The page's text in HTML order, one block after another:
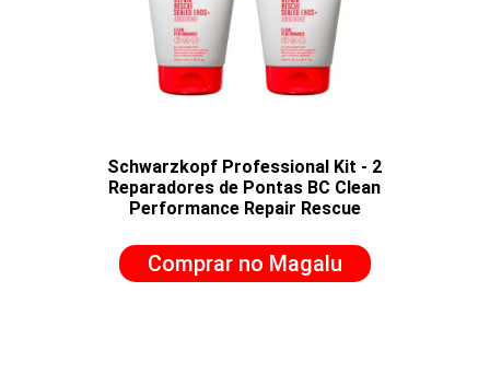
Schwarzkopf Professional Kit - 2
Reparadores de Pontas BC Clean
Performance Repair Rescue
Comprar no Magalu